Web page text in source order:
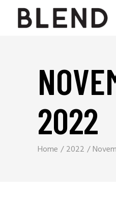
2022
Home 2022